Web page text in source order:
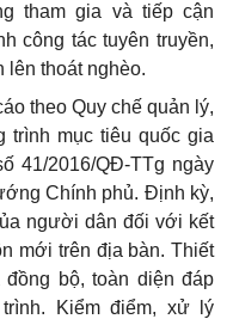
tham gia và tiếp cận
công tác tuyên truyền,
lên thoátnghèo.
theo Quy chế quản lý,
trình mục tiêu quốc gia
41/2016/QĐ-TTg ngày
Chính phủ. Định kỳ,
người dân đối với kết
mới trên địa bàn. Thiết
bộ, toàn diện đáp
Kiểm điểm, xử lý